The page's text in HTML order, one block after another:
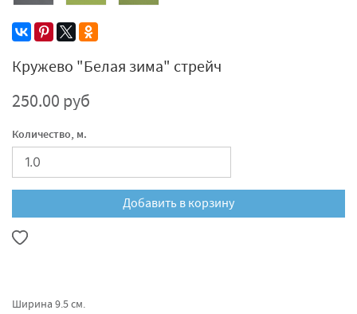
Кружево "Белая зима" стрейч
250.00 руб
Количество, м.
Добавить в корзину
Ширина 9.5 см.